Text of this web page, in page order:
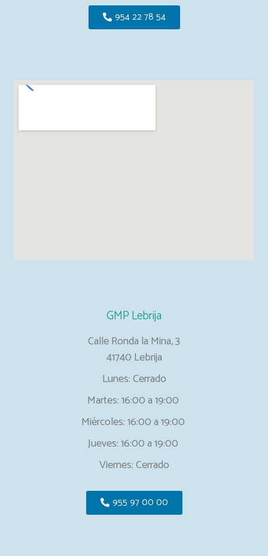
954 22 78 54
GMP Lebrija
Calle Ronda la Mina, 3
41740 Lebrija
Lunes: Cerrado
Martes: 16:00 a 19:00
Miércoles: 16:00 a 19:00
Jueves: 16:00 a 19:00
Viernes: Cerrado
955 97 00 00